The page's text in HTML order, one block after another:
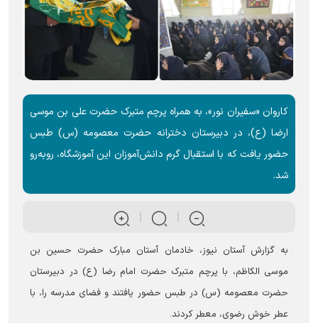
کاروان «سفیران نور»، به همراه پرچم متبرک حضرت علی بن موسی
ارضا (ع)، در دبیرستان دخترانه حضرت معصومه (س) طبس
حضور یافت که با استقبال گرم دانش‌آموزان این آموزشگاه، روبه‌رو
شد.
به گزارش آستان نیوز، خادمان آستان مبارک حضرت حسین بن
موسی الکاظم، با پرچم متبرک حضرت امام رضا (ع) در دبیرستان
حضرت معصومه (س) در طبس حضور یافتند و فضای مدرسه را، با
عطر خوش رضوی، معطر کردند.